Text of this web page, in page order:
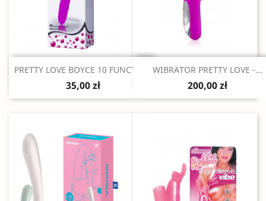
Szybki podgląd
PRETTY LOVE BOYCE 10 FUNCTION
35,00 zł
Szybki podgląd
WIBRATOR PRETTY LOVE -...
200,00 zł